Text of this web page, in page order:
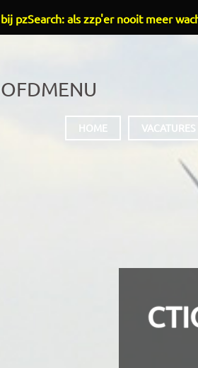
HOME VACATURES
pzSearch: als zzp'er nooit meer